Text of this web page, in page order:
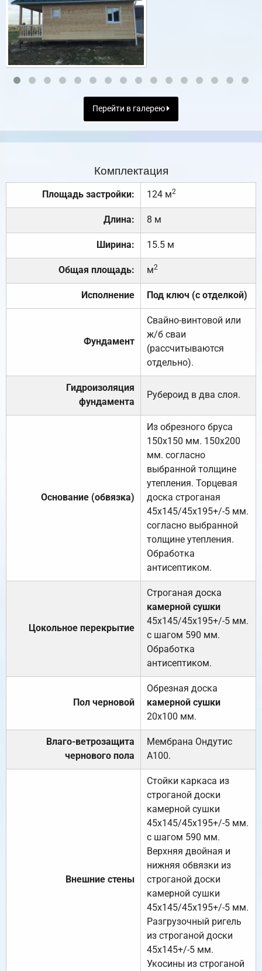
Перейти в галерею
Комплектация
Площадь застройки: 124 м2
Длина: 8 м
Ширина: 15.5 м
Общая площадь: м2
Исполнение Под ключ (с отделкой)
Фундамент
Свайно-винтовой или
ж/б сваи
(рассчитываются
отдельно).
Гидроизоляция
фундамента
Рубероид в два слоя.
Основание (обвязка)
Из обрезного бруса
150х150 мм. 150х200
мм. согласно
выбранной толщине
утепления. Торцевая
доска строганая
45х145/45х195+/-5 мм.
согласно выбранной
толщине утепления.
Обработка
антисептиком.
Цокольное перекрытие
Строганая доска
камерной сушки
45х145/45х195+/-5 мм.
с шагом 590 мм.
Обработка
антисептиком.
Пол черновой
Обрезная доска
камерной сушки
20х100 мм.
Влаго-ветрозащита
чернового пола
Мембрана Ондутис
А100.
Внешние стены
Стойки каркаса из
строганой доски
камерной сушки
45х145/45х195+/-5 мм.
с шагом 590 мм.
Верхняя двойная и
нижняя обвязки из
строганой доски
камерной сушки
45х145/45х195+/-5 мм.
Разгрузочный ригель
из строганой доски
45х145+/-5 мм.
Укосины из строганой